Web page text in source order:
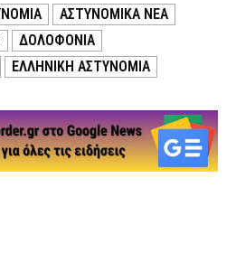
ΑΣΤΥΝΟΜΙΚΑ ΝΕΑ
ΔΟΛΟΦΟΝΙΑ
ΕΛΛΗΝΙΚΗ ΑΣΤΥΝΟΜΙΑ